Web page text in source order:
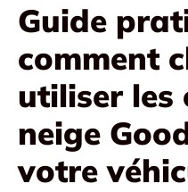
Guide
comment
utiliser les
neige
votre